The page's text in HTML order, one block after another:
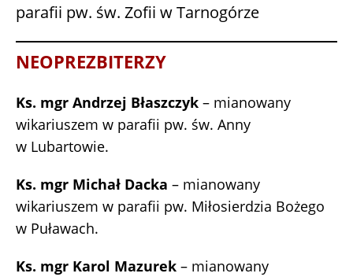
parafii pw. św. Zofii w Tarnogórze
NEOPREZBITERZY
Ks. mgr Andrzej Błaszczyk – mianowany
wikariuszem w parafii pw. św. Anny
w Lubartowie.
Ks. mgr Michał Dacka – mianowany
wikariuszem w parafii pw. Miłosierdzia Bożego
w Puławach.
Ks. mgr Karol Mazurek – mianowany